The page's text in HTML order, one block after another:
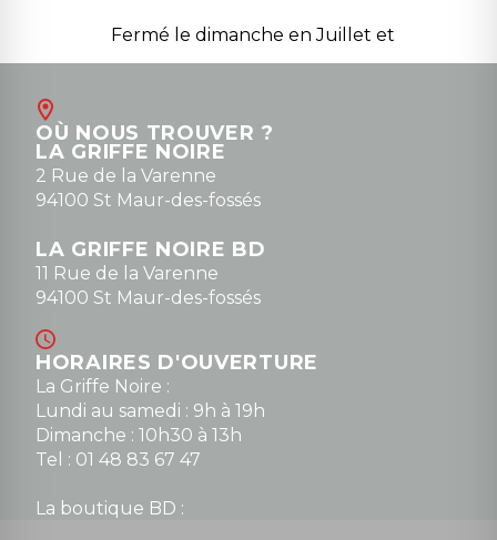
Fermé le dimanche en Juillet et
Août
contact@la-griffe-noire.com
0148836747
OÙ NOUS TROUVER ?
LA GRIFFE NOIRE
2 Rue de la Varenne
94100 St Maur-des-fossés
LA GRIFFE NOIRE BD
11 Rue de la Varenne
94100 St Maur-des-fossés
HORAIRES D'OUVERTURE
La Griffe Noire :
Lundi au samedi : 9h à 19h
Dimanche : 10h30 à 13h
Tel : 01 48 83 67 47
La boutique BD :